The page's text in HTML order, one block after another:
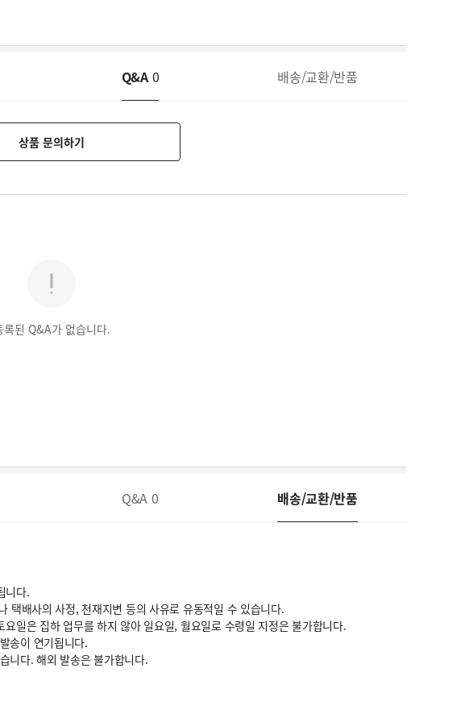
Q&A 0 배송/교환/반품
상품 문의하기
록된 Q&A가 없습니다.
Q&A 0 배송/교환/반품
니다.
택배사의 사정, 천재지변 등의 사유로 유동적일 수 있습니다.
일은 집하 업무를 하지 않아 일요일, 월요일로 수령일 지정은 불가합니다.
송이 연기됩니다.
니다. 해외 발송은 불가합니다.